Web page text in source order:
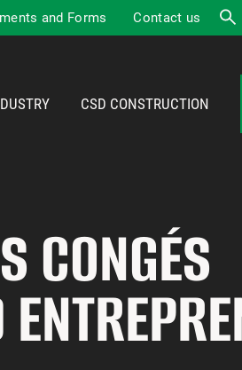
and Forms Contact us
CSD CONSTRUCTION
CONGÉS